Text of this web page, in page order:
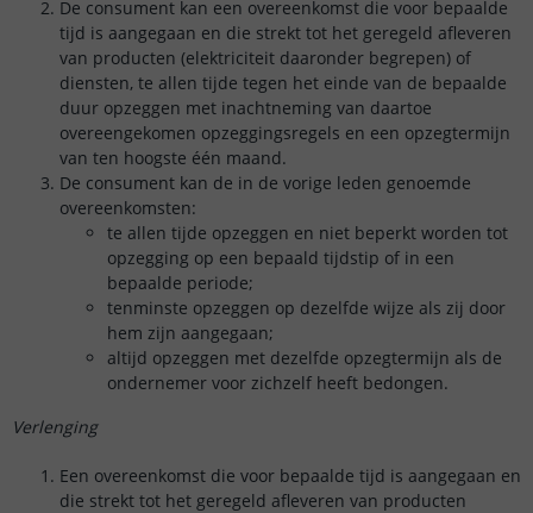
De consument kan een overeenkomst die voor bepaalde
tijd is aangegaan en die strekt tot het geregeld afleveren
van producten (elektriciteit daaronder begrepen) of
diensten, te allen tijde tegen het einde van de bepaalde
duur opzeggen met inachtneming van daartoe
overeengekomen opzeggingsregels en een opzegtermijn
van ten hoogste één maand.
De consument kan de in de vorige leden genoemde
overeenkomsten:
te allen tijde opzeggen en niet beperkt worden tot
opzegging op een bepaald tijdstip of in een
bepaalde periode;
tenminste opzeggen op dezelfde wijze als zij door
hem zijn aangegaan;
altijd opzeggen met dezelfde opzegtermijn als de
ondernemer voor zichzelf heeft bedongen.
Verlenging
Een overeenkomst die voor bepaalde tijd is aangegaan en
die strekt tot het geregeld afleveren van producten